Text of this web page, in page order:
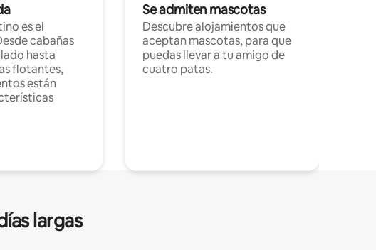
es el
cabañas
hasta
flotantes,
están
Se admiten mascotas
Descubre alojamientos que
aceptan mascotas, para que
puedas llevar a tu amigo de
cuatro patas.
largas